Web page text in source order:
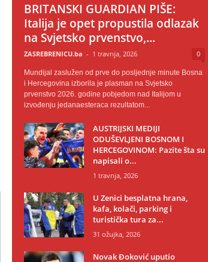
BRITANSKI GUARDIAN PIŠE:
Italija je opet propustila odlazak
na Svjetsko prvenstvo,...
ZASREBRENICU.ba - 1 travnja, 2026 0
Mundijal zaslužen od prve do posljednje minute Bosna
i Hercegovina izborila je plasman na Svjetsko
prvenstvo 2026. godine pobjedom nad Italijom u
izvođenju jedanaesteraca rezultatom...
AUSTRIJSKI MEDIJI
ODUŠEVLJENI BOSNOM I
HERCEGOVINOM: Pazite šta su
napisali o...
1 travnja, 2026
U Zenici besplatna hrana,
kafa, kolači, parking i
turistička tura za...
31 ožujka, 2026
Novak Đoković uputio